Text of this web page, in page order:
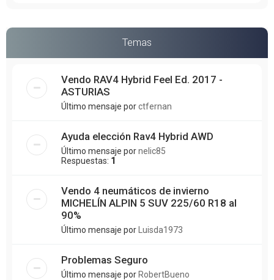
Temas
Vendo RAV4 Hybrid Feel Ed. 2017 -
ASTURIAS
Último mensaje porctfernan
Ayuda elección Rav4 Hybrid AWD
Último mensaje pornelic85
Respuestas: 1
Vendo 4 neumáticos de invierno
MICHELÍN ALPIN 5 SUV 225/60 R18 al
90%
Último mensaje porLuisda1973
Problemas Seguro
Último mensaje porRobertBueno